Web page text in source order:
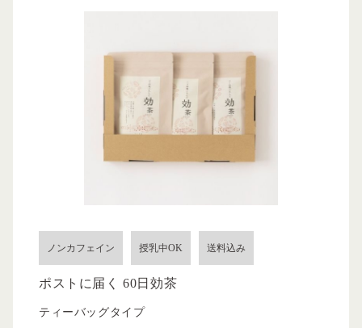
ノンカフェイン 授乳中OK 送料込み
ポストに届く 60日効茶
ティーバッグタイプ